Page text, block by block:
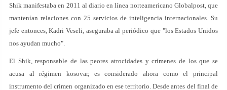
Shik manifestaba en 2011 al diario en línea norteamericano Globalpost, que
mantenían relaciones con 25 servicios de inteligencia internacionales. Su
jefe entonces, Kadri Veseli, aseguraba al periódico que "los Estados Unidos
nos ayudan mucho".
El Shik, responsable de las peores atrocidades y crímenes de los que se
acusa al régimen kosovar, es considerado ahora como el principal
instrumento del crimen organizado en ese territorio. Desde antes del final de